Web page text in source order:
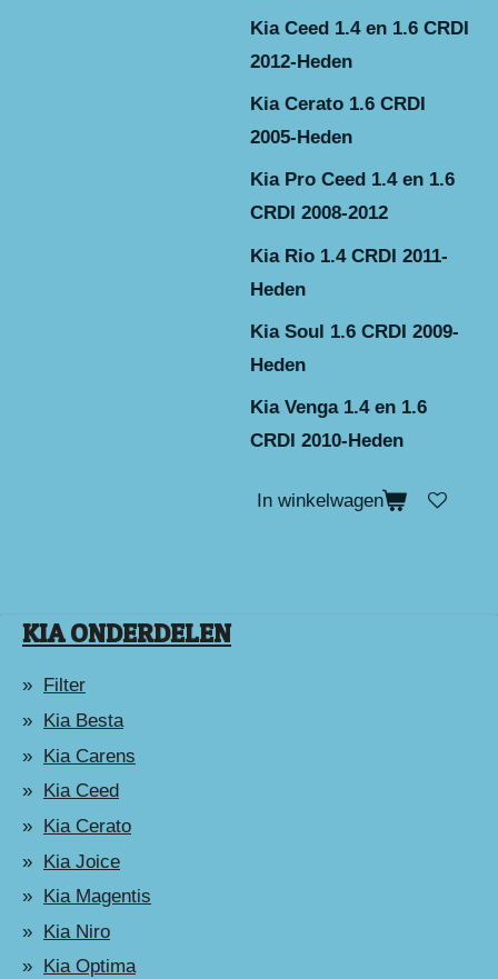
Kia Ceed 1.4 en 1.6 CRDI
2012-Heden
Kia Cerato 1.6 CRDI
2005-Heden
Kia Pro Ceed 1.4 en 1.6
CRDI 2008-2012
Kia Rio 1.4 CRDI 2011-
Heden
Kia Soul 1.6 CRDI 2009-
Heden
Kia Venga 1.4 en 1.6
CRDI 2010-Heden
In winkelwagen
KIA ONDERDELEN
Filter
Kia Besta
Kia Carens
Kia Ceed
Kia Cerato
Kia Joice
Kia Magentis
Kia Niro
Kia Optima